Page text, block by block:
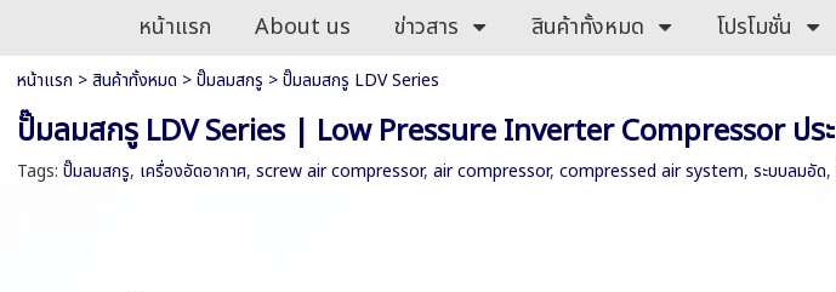
หน้าแรก About us ข่าวสาร สินค้าทั้งหมด โปรโมชั่น
หน้าแรก >สินค้าทั้งหมด >ปั๊มลมสกรู >ปั๊มลมสกรู LDV Series
ปั๊มลมสกรู LDV Series | Low Pressure Inverter Compressor ปร
Tags: ปั๊มลมสกรู, เครื่องอัดอากาศ, screw air compressor, air compressor, compressed air system, ระบบลมอัด,